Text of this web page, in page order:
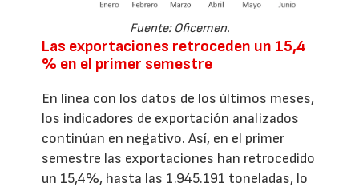
Fuente: Oficemen.
Las exportaciones retroceden un 15,4
% en el primer semestre
En línea con los datos de los últimos meses,
los indicadores de exportación analizados
continúan en negativo. Así, en el primer
semestre las exportaciones han retrocedido
un 15,4%, hasta las 1.945.191 toneladas, lo